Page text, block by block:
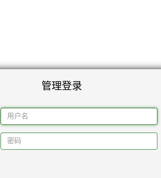
管理登录